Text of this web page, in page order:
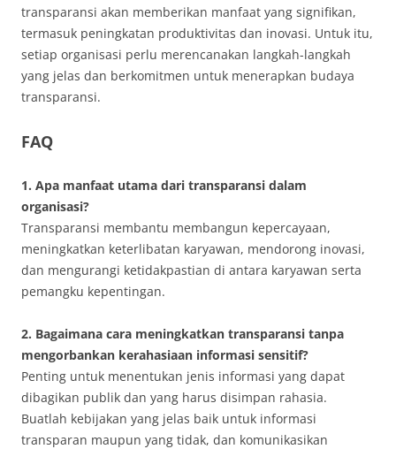
transparansi akan memberikan manfaat yang signifikan,
termasuk peningkatan produktivitas dan inovasi. Untuk itu,
setiap organisasi perlu merencanakan langkah-langkah
yang jelas dan berkomitmen untuk menerapkan budaya
transparansi.
FAQ
1. Apa manfaat utama dari transparansi dalam
organisasi?
Transparansi membantu membangun kepercayaan,
meningkatkan keterlibatan karyawan, mendorong inovasi,
dan mengurangi ketidakpastian di antara karyawan serta
pemangku kepentingan.
2. Bagaimana cara meningkatkan transparansi tanpa
mengorbankan kerahasiaan informasi sensitif?
Penting untuk menentukan jenis informasi yang dapat
dibagikan publik dan yang harus disimpan rahasia.
Buatlah kebijakan yang jelas baik untuk informasi
transparan maupun yang tidak, dan komunikasikan